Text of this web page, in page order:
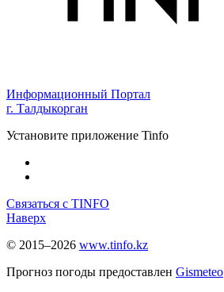
Информационный Портал
г. Талдыкорган
Установите приложение Tinfo
Связаться с TINFO
Наверх
© 2015–2026 www.tinfo.kz
Прогноз погоды предоставлен Gismeteo